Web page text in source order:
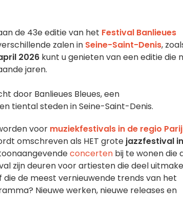
de 43e editie van het Festival Banlieues
zalen in Seine-Saint-Denis,
2026 kunt u genieten van een editie die
jaren.
door Banlieues Bleues, een
tiental steden in Seine-Saint-Denis.
voor muziekfestivals in de regio
omschreven als HET grote jazzfestival in
concerten bij te wonen die
zijn deuren voor artiesten die deel
die de meest vernieuwende trends van het
Nieuwe werken, nieuwe releases en